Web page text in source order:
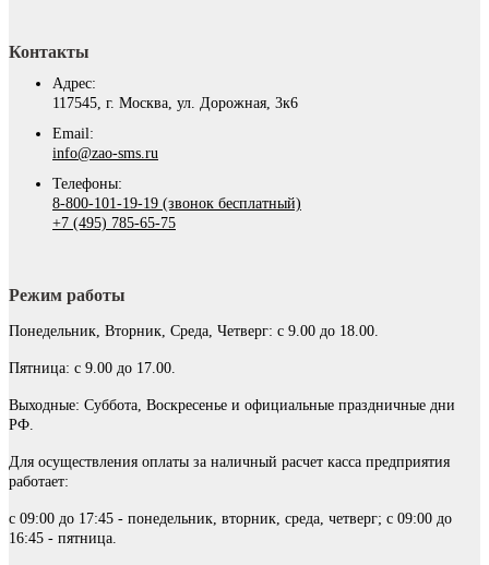
Контакты
Адрес:
117545, г. Москва, ул. Дорожная, 3к6
Email:
info@zao-sms.ru
Телефоны:
8-800-101-19-19 (звонок бесплатный)
+7 (495) 785-65-75
Режим работы
Понедельник, Вторник, Среда, Четверг: с 9.00 до 18.00.
Пятница: с 9.00 до 17.00.
Выходные: Суббота, Воскресенье и официальные праздничные дни
РФ.
Для осуществления оплаты за наличный расчет касса предприятия
работает:
с 09:00 до 17:45 - понедельник, вторник, среда, четверг; с 09:00 до
16:45 - пятница.